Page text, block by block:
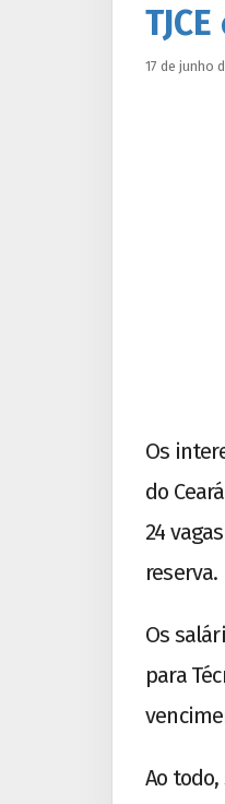
17 de junho
Os
do
24
reserva.
Os
para
Ao todo,